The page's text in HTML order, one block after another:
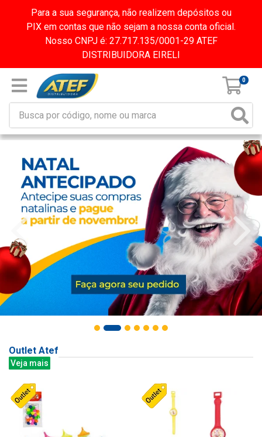
Para a sua segurança, não realizem depósitos ou
PIX em contas que não sejam a nossa conta oficial.
Nosso CNPJ é: 27.717.135/0001-29 ATEF
DISTRIBUIDORA EIRELI
0
Outlet Atef
Veja mais